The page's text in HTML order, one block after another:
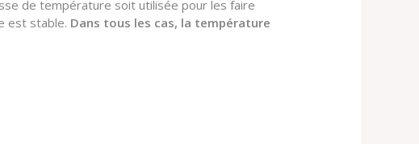
de température soit utilisée pour les faire
est stable. Dans tous les cas, la température